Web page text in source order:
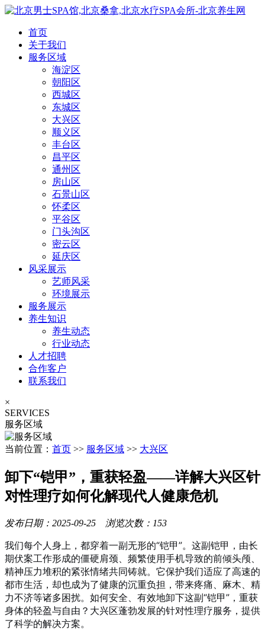
首页
关于我们
服务区域
海淀区
朝阳区
西城区
东城区
大兴区
顺义区
丰台区
昌平区
通州区
房山区
石景山区
怀柔区
平谷区
门头沟区
密云区
延庆区
风采展示
艺师风采
环境展示
服务展示
养生知识
养生动态
行业动态
人才招聘
合作客户
联系我们
×
SERVICES
服务区域
当前位置： 首页 >> 服务区域 >> 大兴区
卸下“铠甲”，重获轻盈——详解大兴区针
对性理疗如何化解现代人健康危机
发布日期：2025-09-25 浏览次数：153
我们每个人身上，都穿着一副无形的“铠甲”。这副铠甲，由长
期伏案工作形成的僵硬肩颈、频繁使用手机导致的前倾头颅、
精神压力堆积的紧张情绪共同铸就。它保护我们适应了高速的
都市生活，却也成为了健康的沉重负担，带来疼痛、麻木、精
力不济等诸多困扰。如何安全、有效地卸下这副“铠甲”，重获
身体的轻盈与自由？大兴区蓬勃发展的针对性理疗服务，提供
了科学的解决方案。